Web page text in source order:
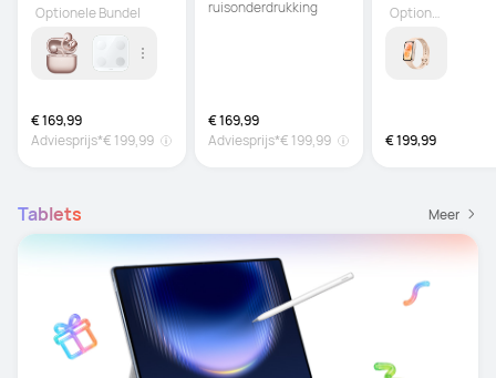
€ 169,99
Adviesprijs*€ 199,99
Optionele Bundel
ruisonderdrukking
€ 169,99
Adviesprijs*€ 199,99 € 199,99
Optionele Bundel
Tablets Meer